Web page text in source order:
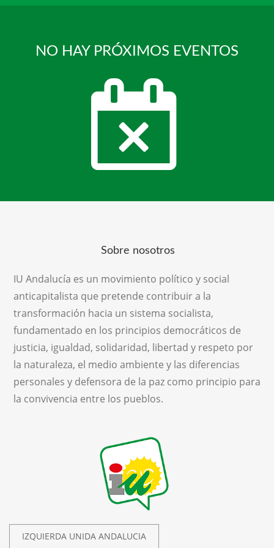
NO HAY PRÓXIMOS EVENTOS
Sobre nosotros
IU Andalucía es un movimiento político y social
anticapitalista que pretende contribuir a la
transformación hacia un sistema socialista,
fundamentado en los principios democráticos de
justicia, igualdad, solidaridad, libertad y respeto por
la naturaleza, el medio ambiente y las diferencias
personales y defensora de la paz como principio para
la convivencia entre los pueblos.
IZQUIERDA UNIDA ANDALUCIA